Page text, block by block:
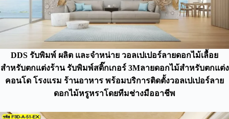
DDS รับพิมพ์ ผลิต และจำหน่าย วอลเปเปอร์ลายดอกไม้เลื้อย
สำหรับตกแต่งร้าน รับพิมพ์สติ๊กเกอร์ 3Mลายดอกไม้สำหรับตกแต่ง
คอนโด โรงแรม ร้านอาหาร พร้อมบริการติดตั้งวอลเปเปอร์ลาย
ดอกไม้หรูหราโดยทีมช่างมืออาชีพ